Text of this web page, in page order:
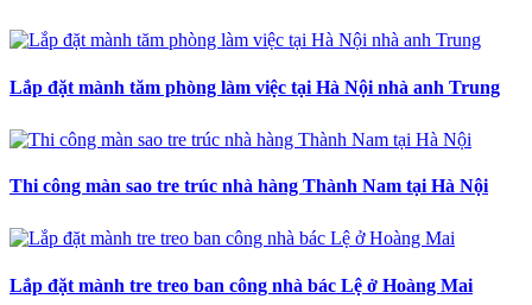
Lắp đặt mành tăm phòng làm việc tại Hà Nội nhà anh Trung
Thi công màn sao tre trúc nhà hàng Thành Nam tại Hà Nội
Lắp đặt mành tre treo ban công nhà bác Lệ ở Hoàng Mai